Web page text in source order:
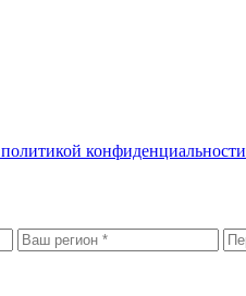
политикой конфиденциальности